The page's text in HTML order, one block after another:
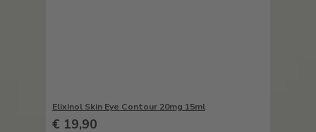
Elixinol Skin Eye Contour 20mg 15ml
€ 19,90